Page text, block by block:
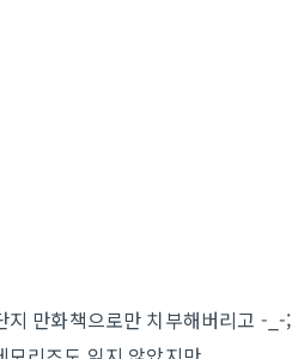
지 만화책으로만 치부해버리고 -_-;